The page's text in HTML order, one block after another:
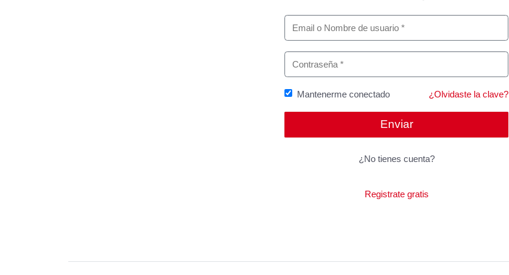
¿Olvidaste la clave?
Mantenerme conectado
¿No tienes cuenta?
Registrate gratis